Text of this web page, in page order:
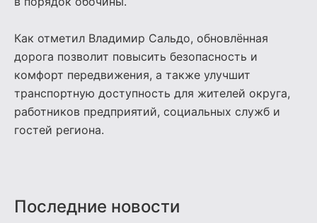
Как отметил Владимир Сальдо, обновлённая
дорога позволит повысить безопасность и
комфорт передвижения, а также улучшит
транспортную доступность для жителей округа,
работников предприятий, социальных служб и
гостей региона.
Последние новости